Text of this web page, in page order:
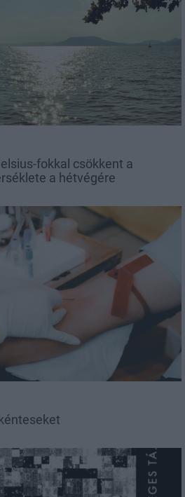
fokkal csökkent a
a hétvégére